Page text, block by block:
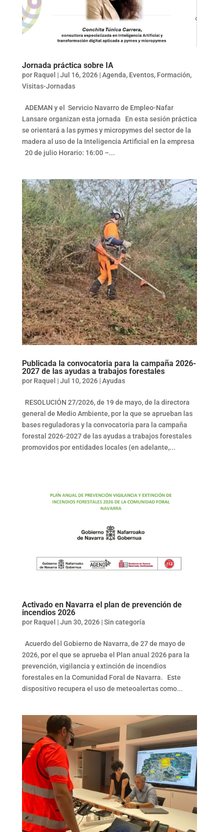
Jornada práctica sobre IA
por Raquel |Jul 16, 2026|Agenda, Eventos, Formación,
Visitas-Jornadas
ADEMAN y el Servicio Navarro de Empleo-Nafar
Lansare organizan esta jornada En esta sesión práctica
se orientará a las pymes y micropymes del sector de la
madera al uso de la Inteligencia Artificial en la empresa
20 de julio Horario: 16:00 –...
Publicada la convocatoria para la campaña 2026-
2027 de las ayudas a trabajos forestales
por Raquel |Jul 10, 2026|Ayudas
RESOLUCIÓN 27/2026, de 19 de mayo, de la directora
general de Medio Ambiente, por la que se aprueban las
bases reguladoras y la convocatoria para la campaña
forestal 2026-2027 de las ayudas a trabajos forestales
promovidos por entidades locales (en adelante,...
Activado en Navarra el plan de prevención de
incendios 2026
por Raquel |Jun 30, 2026|Sin categoría
Acuerdo del Gobierno de Navarra, de 27 de mayo de
2026, por el que se aprueba el Plan anual 2026 para la
prevención, vigilancia y extinción de incendios
forestales en la Comunidad Foral de Navarra. Este
dispositivo recupera el uso de meteoalertas como...